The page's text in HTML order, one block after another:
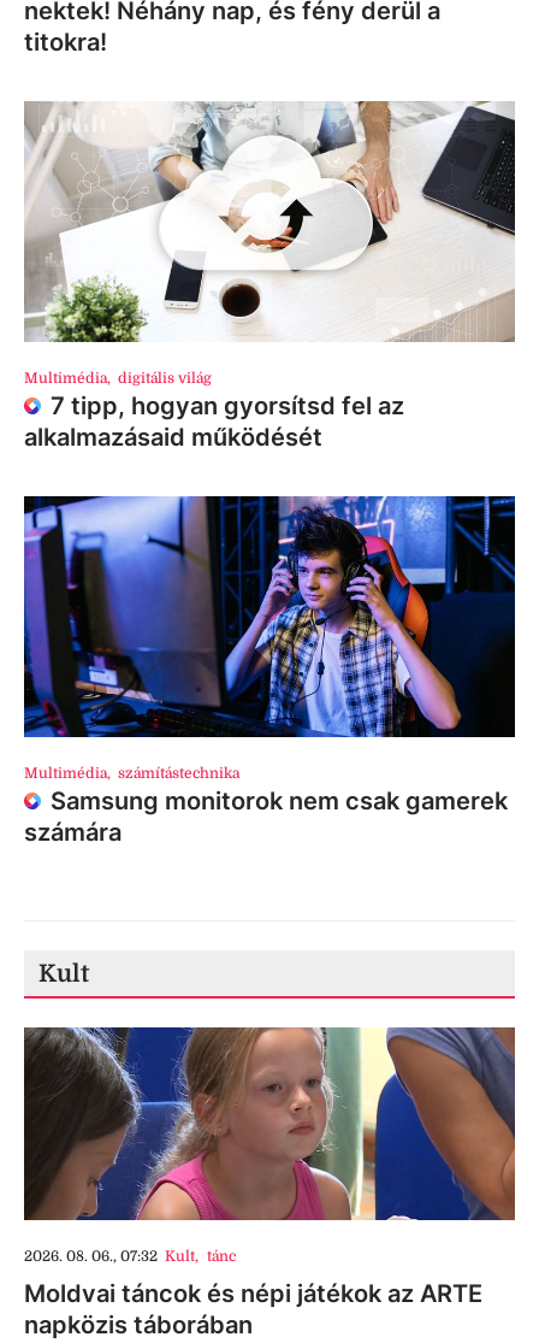
nektek! Néhány nap, és fény derül a
titokra!
Multimédia, digitális világ
7 tipp, hogyan gyorsítsd fel az
alkalmazásaid működését
Multimédia, számítástechnika
Samsung monitorok nem csak gamerek
számára
Kult
2026. 08. 06., 07:32 Kult, tánc
Moldvai táncok és népi játékok az ARTE
napközis táborában